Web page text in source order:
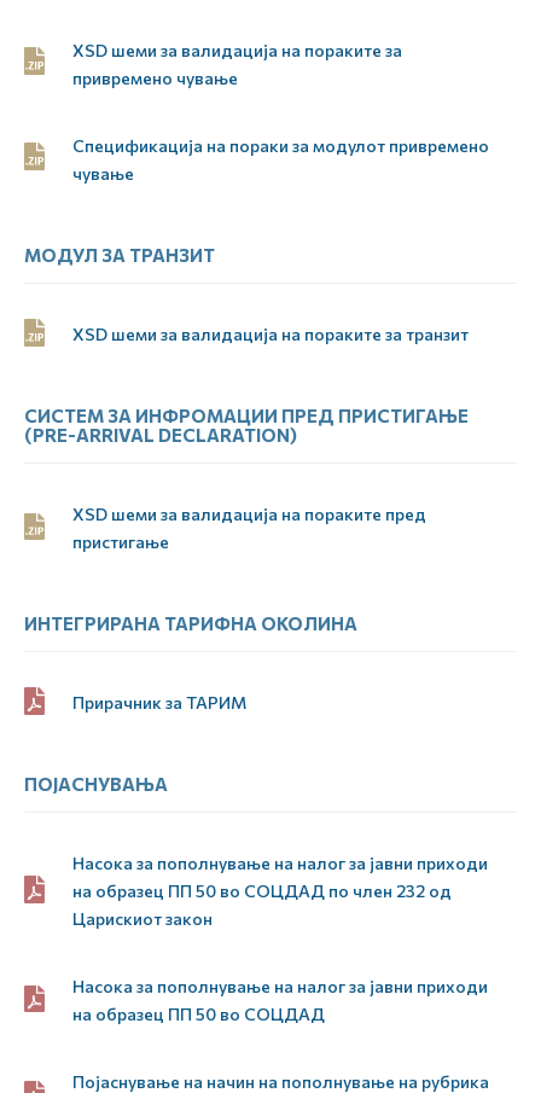
XSD шеми за валидација на пораките за
привремено чување
Спецификација на пораки за модулот привремено
чување
МОДУЛ ЗА ТРАНЗИТ
XSD шеми за валидација на пораките за транзит
СИСТЕМ ЗА ИНФРОМАЦИИ ПРЕД ПРИСТИГАЊЕ
(PRE-ARRIVAL DECLARATION)
XSD шеми за валидација на пораките пред
пристигање
ИНТЕГРИРАНА ТАРИФНА ОКОЛИНА
Прирачник за ТАРИМ
ПОЈАСНУВАЊА
Насока за пополнување на налог за јавни приходи
на образец ПП 50 во СОЦДАД по член 232 од
Царискиот закон
Насока за пополнување на налог за јавни приходи
на образец ПП 50 во СОЦДАД
Појаснување на начин на пополнување на рубрика